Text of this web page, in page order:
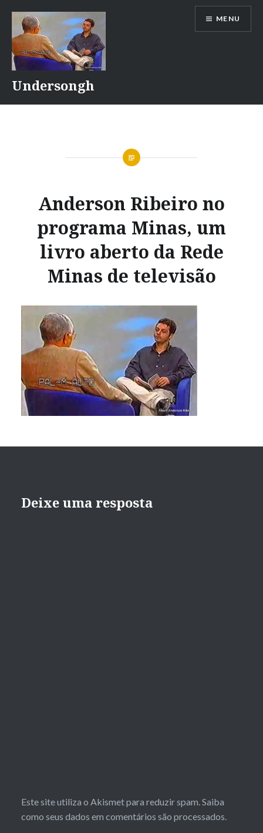
para
conteúdo
Undersongh
MENU
Anderson Ribeiro no
programa Minas, um
livro aberto da Rede
Minas de televisão
Deixe uma resposta
Este site utiliza o Akismet para reduzir spam.Saiba
como seus dados em comentários são processados.